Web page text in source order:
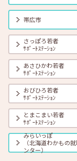
【オンライン】6月23
～14:45
2026年06月01日(月)
【オンライン】6月25
14:30
帯広市
さっぽろ若者
ｻﾎﾟｰﾄｽﾃｰｼｮﾝ
あさひかわ若者
ｻﾎﾟｰﾄｽﾃｰｼｮﾝ
おびひろ若者
ｻﾎﾟｰﾄｽﾃｰｼｮﾝ
とまこまい若者
ｻﾎﾟｰﾄｽﾃｰｼｮﾝ
みらいっぽ
（北海道わかもの
ンター）